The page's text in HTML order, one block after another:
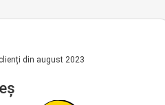
din august 2023